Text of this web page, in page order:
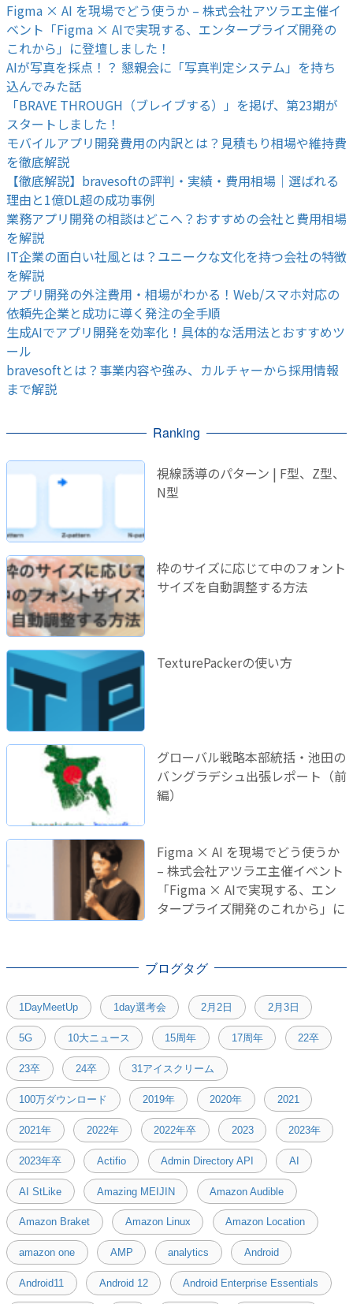
Figma × AI を現場でどう使うか – 株式会社アツラエ主催イ
ベント「Figma × AIで実現する、エンタープライズ開発の
これから」に登壇しました！
AIが写真を採点！？ 懇親会に「写真判定システム」を持ち
込んでみた話
「BRAVE THROUGH（ブレイブする）」を掲げ、第23期が
スタートしました！
モバイルアプリ開発費用の内訳とは？見積もり相場や維持費
を徹底解説
【徹底解説】bravesoftの評判・実績・費用相場｜選ばれる
理由と1億DL超の成功事例
業務アプリ開発の相談はどこへ？おすすめの会社と費用相場
を解説
IT企業の面白い社風とは？ユニークな文化を持つ会社の特徴
を解説
アプリ開発の外注費用・相場がわかる！Web/スマホ対応の
依頼先企業と成功に導く発注の全手順
生成AIでアプリ開発を効率化！具体的な活用法とおすすめツ
ール
bravesoftとは？事業内容や強み、カルチャーから採用情報
まで解説
Ranking
視線誘導のパターン | F型、Z型、
N型
枠のサイズに応じて中のフォント
サイズを自動調整する方法
TexturePackerの使い方
グローバル戦略本部統括・池田の
バングラデシュ出張レポート（前
編）
Figma × AI を現場でどう使うか
– 株式会社アツラエ主催イベント
「Figma × AIで実現する、エン
タープライズ開発のこれから」に
ブログタグ
1DayMeetUp 1day選考会 2月2日 2月3日
5G 10大ニュース 15周年 17周年 22卒
23卒 24卒 31アイスクリーム
100万ダウンロード 2019年 2020年 2021
2021年 2022年 2022年卒 2023 2023年
2023年卒 Actifio Admin Directory API AI
AI StLike Amazing MEIJIN Amazon Audible
Amazon Braket Amazon Linux Amazon Location
amazon one AMP analytics Android
Android11 Android 12 Android Enterprise Essentials